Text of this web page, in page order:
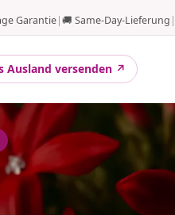
Garantie|🚚 Same-Day-Lieferung |
Ausland versenden ↗